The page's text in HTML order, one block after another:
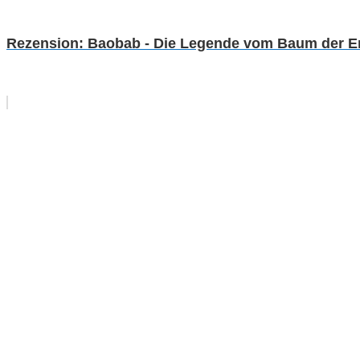
Rezension: Baobab - Die Legende vom Baum der